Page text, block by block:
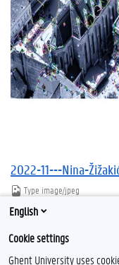
2022-11---Nina-
Type image/jpeg
Bestandsgrootte
Download
English
Cookie settings
Ghent University uses